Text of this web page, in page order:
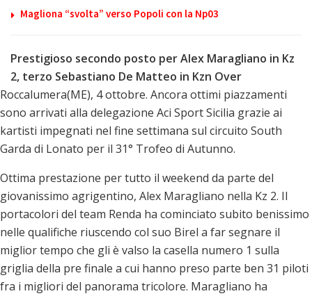
Magliona “svolta” verso Popoli con la Np03
Prestigioso secondo posto per Alex Maragliano in Kz
2, terzo Sebastiano De Matteo in Kzn Over
Roccalumera(ME), 4 ottobre. Ancora ottimi piazzamenti
sono arrivati alla delegazione Aci Sport Sicilia grazie ai
kartisti impegnati nel fine settimana sul circuito South
Garda di Lonato per il 31° Trofeo di Autunno.
Ottima prestazione per tutto il weekend da parte del
giovanissimo agrigentino, Alex Maragliano nella Kz 2. Il
portacolori del team Renda ha cominciato subito benissimo
nelle qualifiche riuscendo col suo Birel a far segnare il
miglior tempo che gli è valso la casella numero 1 sulla
griglia della pre finale a cui hanno preso parte ben 31 piloti
fra i migliori del panorama tricolore. Maragliano ha